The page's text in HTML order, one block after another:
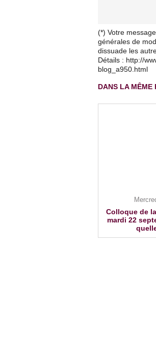
(*) Votre
générales de
dissuade les
Détails : http://
blog_a950.html
DANS LA MÊME
Colloque de
mardi 22